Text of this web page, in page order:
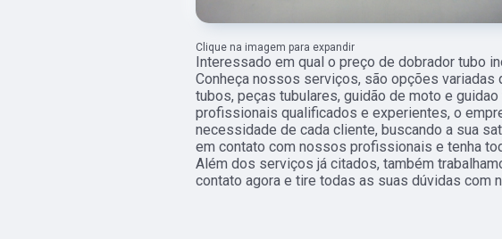
Clique na imagem para expandir
Interessado em qual o preço de dobrador tubo
Conheça nossos serviços, são opções variadas
tubos, peças tubulares, guidão de moto e
profissionais qualificados e experientes, o
necessidade de cada cliente, buscando a sua
em contato com nossos profissionais e tenha
Além dos serviços já citados, também
contato agora e tire todas as suas dúvidas com